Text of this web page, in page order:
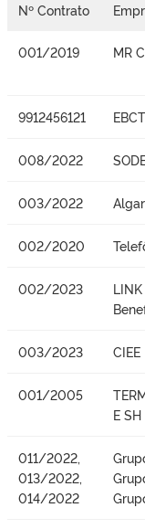
Nº Contrato
001/2019 MR
9912456121
008/2022
003/2022
002/2020
002/2023
003/2023 CIEE
001/2005
E SH
011/2022,
013/2022,
014/2022